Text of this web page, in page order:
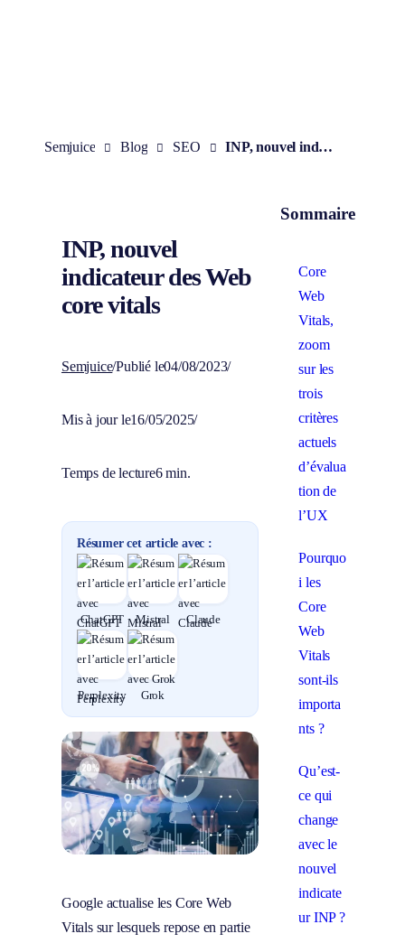
Semjuice Blog SEO INP, nouvel indicateur des Web core vitals
INP, nouvel
indicateur des Web
core vitals
Semjuice/Publié le04/08/2023/
Mis à jour le16/05/2025/
Temps de lecture6 min.
Résumer cet article avec :
ChatGPT Mistral Claude
Perplexity Grok
Google actualise les Core Web
Vitals sur lesquels repose en partie
Sommaire
Core
Web
Vitals,
zoom
sur les
trois
critères
actuels
d’évalua
tion de
l’UX
Pourquo
i les
Core
Web
Vitals
sont-ils
importa
nts ?
Qu’est-
ce qui
change
avec le
nouvel
indicate
ur INP ?